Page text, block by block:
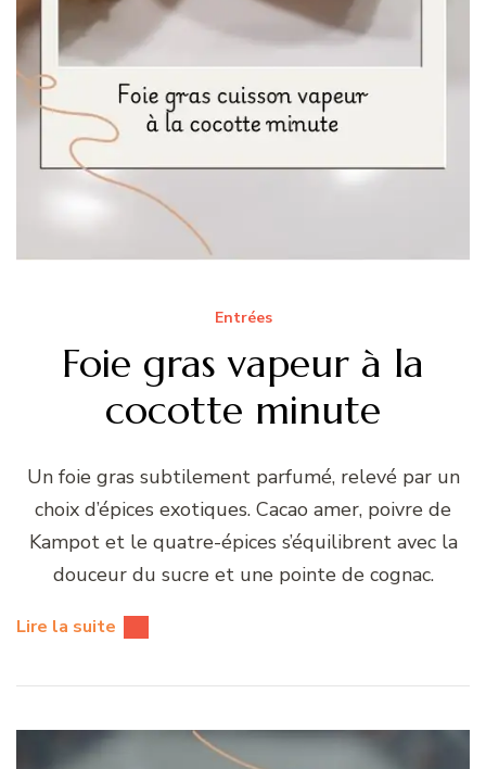
Entrées
Foie gras vapeur à la
cocotte minute
Un foie gras subtilement parfumé, relevé par un
choix d’épices exotiques. Cacao amer, poivre de
Kampot et le quatre-épices s’équilibrent avec la
douceur du sucre et une pointe de cognac.
Lire la suite